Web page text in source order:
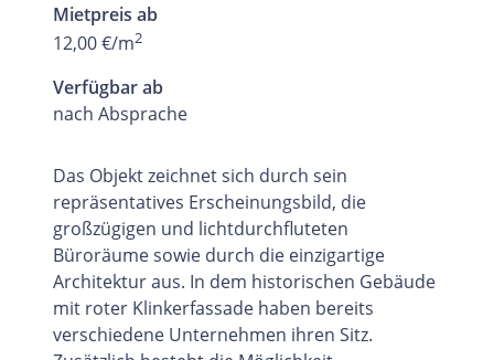
Mietpreis ab
12,00 €/m2
Verfügbar ab
nach Absprache
Das Objekt zeichnet sich durch sein
repräsentatives Erscheinungsbild, die
großzügigen und lichtdurchfluteten
Büroräume sowie durch die einzigartige
Architektur aus. In dem historischen Gebäude
mit roter Klinkerfassade haben bereits
verschiedene Unternehmen ihren Sitz.